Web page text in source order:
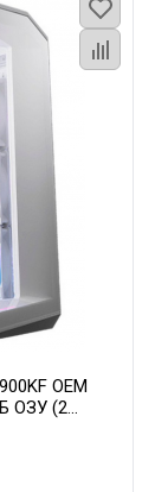
OEM
ОЗУ (2
16GB GDDR6